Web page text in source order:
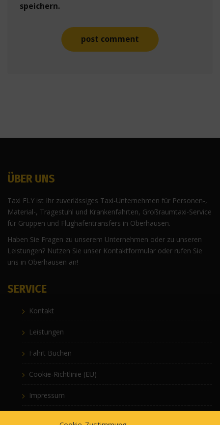
speichern.
ÜBER UNS
Taxi FLY ist Ihr zuverlässiges Taxi-Unternehmen für Personen-,
Material-, Tragestuhl und Krankenfahrten, Großraumtaxi-Service
für Gruppen und Flughafentransfers in Oberhausen.
Haben Sie Fragen zu unserem Unternehmen oder zu unseren
Leistungen? Nutzen Sie unser Kontaktformular oder rufen Sie
uns in Oberhausen an!
SERVICE
Kontakt
Leistungen
Fahrt Buchen
Cookie-Richtlinie (EU)
Impressum